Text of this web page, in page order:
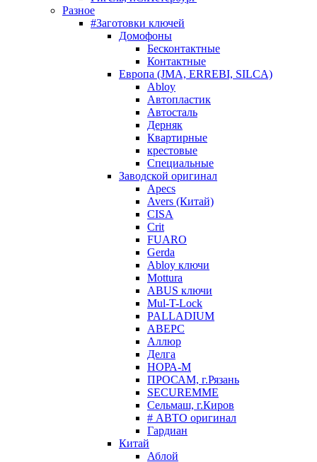
Разное
#Заготовки ключей
Домофоны
Бесконтактные
Контактные
Европа (JMA, ERREBI, SILCA)
Abloy
Автопластик
Автосталь
Дерняк
Квартирные
крестовые
Специальные
Заводской оригинал
Apecs
Avers (Китай)
CISA
Crit
FUARO
Gerda
Abloy ключи
Mottura
ABUS ключи
Mul-T-Lock
PALLADIUM
АВЕРС
Аллюр
Делга
НОРА-М
ПРОСАМ, г.Рязань
SECUREMME
Сельмаш, г.Киров
# АВТО оригинал
Гардиан
Китай
Аблой